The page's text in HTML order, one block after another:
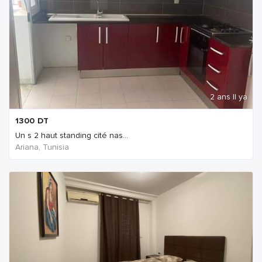
2 ans Il ya
1300 DT
Un s 2 haut standing cité nas...
Ariana, Tunisia